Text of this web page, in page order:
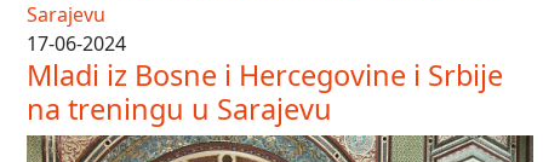
17-06-2024
Mladi iz Bosne i Hercegovine i Srbije
na treningu u Sarajevu